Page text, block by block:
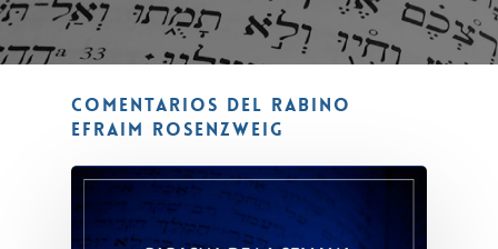
Comentarios del Rabino
Efraim Rosenzweig